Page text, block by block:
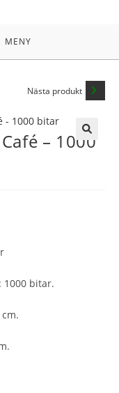
MENY
Nästa produkt
🔍
– 1000
1000 bitar.